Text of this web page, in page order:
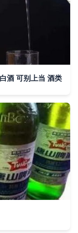
酒 可别上当 酒类